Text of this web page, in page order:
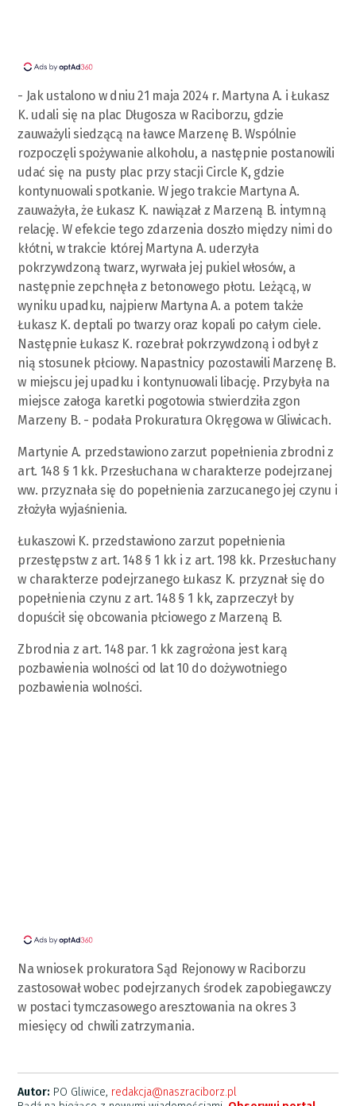
- Jak ustalono w dniu 21 maja 2024 r. Martyna A. i Łukasz
K. udali się na plac Długosza w Raciborzu, gdzie
zauważyli siedzącą na ławce Marzenę B. Wspólnie
rozpoczęli spożywanie alkoholu, a następnie postanowili
udać się na pusty plac przy stacji Circle K, gdzie
kontynuowali spotkanie. W jego trakcie Martyna A.
zauważyła, że Łukasz K. nawiązał z Marzeną B. intymną
relację. W efekcie tego zdarzenia doszło między nimi do
kłótni, w trakcie której Martyna A. uderzyła
pokrzywdzoną twarz, wyrwała jej pukiel włosów, a
następnie zepchnęła z betonowego płotu. Leżącą, w
wyniku upadku, najpierw Martyna A. a potem także
Łukasz K. deptali po twarzy oraz kopali po całym ciele.
Następnie Łukasz K. rozebrał pokrzywdzoną i odbył z
nią stosunek płciowy. Napastnicy pozostawili Marzenę B.
w miejscu jej upadku i kontynuowali libację. Przybyła na
miejsce załoga karetki pogotowia stwierdziła zgon
Marzeny B. - podała Prokuratura Okręgowa w Gliwicach.
Martynie A. przedstawiono zarzut popełnienia zbrodni z
art. 148 § 1 kk. Przesłuchana w charakterze podejrzanej
ww. przyznała się do popełnienia zarzucanego jej czynu i
złożyła wyjaśnienia.
Łukaszowi K. przedstawiono zarzut popełnienia
przestępstw z art. 148 § 1 kk i z art. 198 kk. Przesłuchany
w charakterze podejrzanego Łukasz K. przyznał się do
popełnienia czynu z art. 148 § 1 kk, zaprzeczył by
dopuścił się obcowania płciowego z Marzeną B.
Zbrodnia z art. 148 par. 1 kk zagrożona jest karą
pozbawienia wolności od lat 10 do dożywotniego
pozbawienia wolności.
Na wniosek prokuratora Sąd Rejonowy w Raciborzu
zastosował wobec podejrzanych środek zapobiegawczy
w postaci tymczasowego aresztowania na okres 3
miesięcy od chwili zatrzymania.
Autor: PO Gliwice, redakcja@naszraciborz.pl